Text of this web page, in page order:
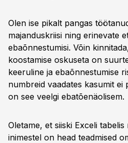
Olen ise pikalt pangas
majanduskriisi ning erinevate
ebaõnnestumisi. Võin
koostamise oskuseta on
keeruline ja ebaõnnestumise
numbreid vaadates kasumit ei
on see veelgi ebatõenäolisem.
Oletame, et siiski Exceli
inimestel on head teadmised